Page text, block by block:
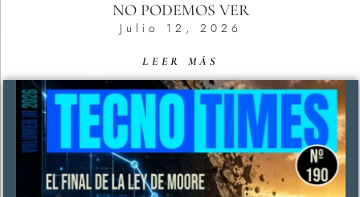
NO PODEMOS VER
Julio 12, 2026
LEER MÁS